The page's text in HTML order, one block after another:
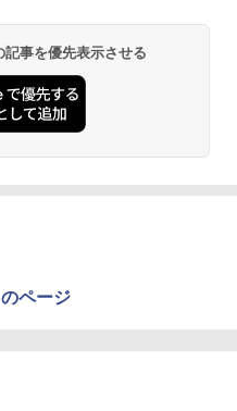
事を優先表示させる
ページ